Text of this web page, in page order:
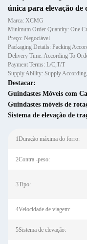
única para elevação de
Marca: XCMG
Minimum Order Quantity: One
Preço: Negociável
Packaging Details: Packing
Delivery Time: According To
Payment Terms: L/C,T/T
Supply Ability: Supply According
Destacar:
Guindastes Móveis com
Guindastes móveis de
Sistema de elevação de
1Duração máxima do forro:
2Contra -peso:
3Tipo:
4Velocidade de viagem:
5Sistema de elevação: